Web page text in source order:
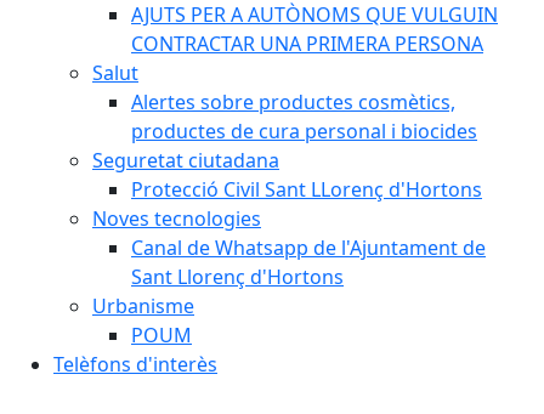
AJUTS PER A AUTÒNOMS QUE VULGUIN
CONTRACTAR UNA PRIMERA PERSONA
Salut
Alertes sobre productes cosmètics,
productes de cura personal i biocides
Seguretat ciutadana
Protecció Civil Sant LLorenç d'Hortons
Noves tecnologies
Canal de Whatsapp de l'Ajuntament de
Sant Llorenç d'Hortons
Urbanisme
POUM
Telèfons d'interès